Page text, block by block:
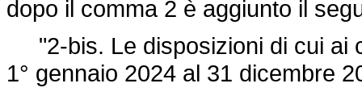
dopo il comma 2 è aggiunto il
"2-bis. Le disposizioni di cui ai
1° gennaio 2024 al 31 dicembre